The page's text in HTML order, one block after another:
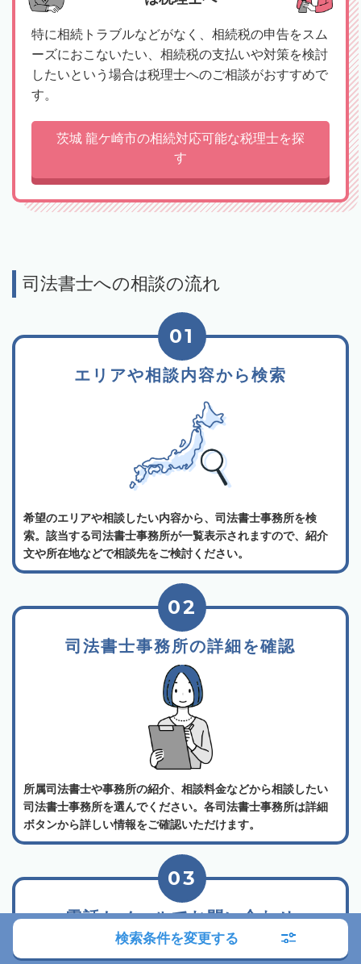
特に相続トラブルなどがなく、相続税の申告をスム
ーズにおこないたい、相続税の支払いや対策を検討
したいという場合は税理士へのご相談がおすすめで
す。
茨城 龍ケ崎市の相続対応可能な税理士を探
す
司法書士への相談の流れ
エリアや相談内容から検索
01
希望のエリアや相談したい内容から、司法書士事務所を検
索。該当する司法書士事務所が一覧表示されますので、紹介
文や所在地などで相談先をご検討ください。
司法書士事務所の詳細を確認
02
所属司法書士や事務所の紹介、相談料金などから相談したい
司法書士事務所を選んでください。各司法書士事務所は詳細
ボタンから詳しい情報をご確認いただけます。
電話かメールでお問い合わせ
03
検索条件を変更する